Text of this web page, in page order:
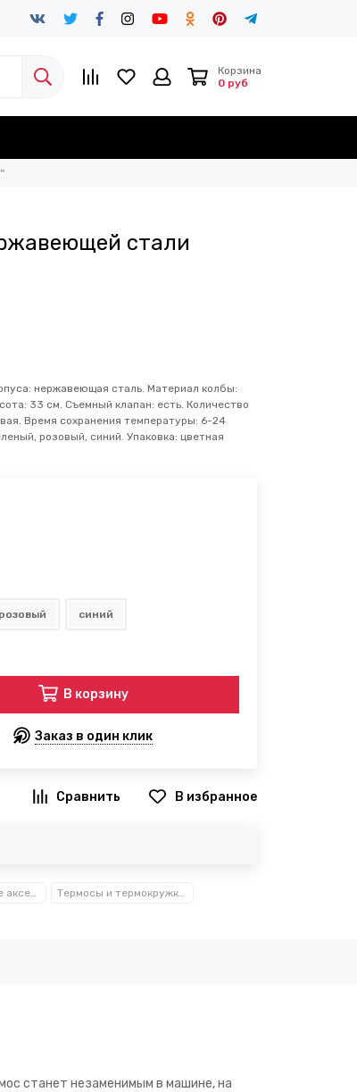
Корзина
0 руб
стали
нержавеющая сталь. Материал колбы:
33 см. Съемный клапан: есть. Количество
Время сохранения температуры: 6-24
розовый, синий. Упаковка: цветная
розовый синий
В корзину
Заказ в один клик
В избранное
Посуда, кухонные аксессуары и принадлежности TM Kamille TM Ofenbach Термосы и термокружки Kamille™ Ofenbach™
станет незаменимым в машине, на